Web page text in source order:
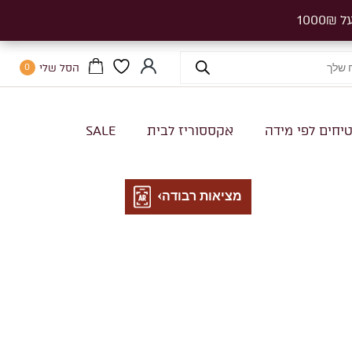
הסל שלי 0
לפי מידה אקססוריז לבית SALE
מציאות רבודה